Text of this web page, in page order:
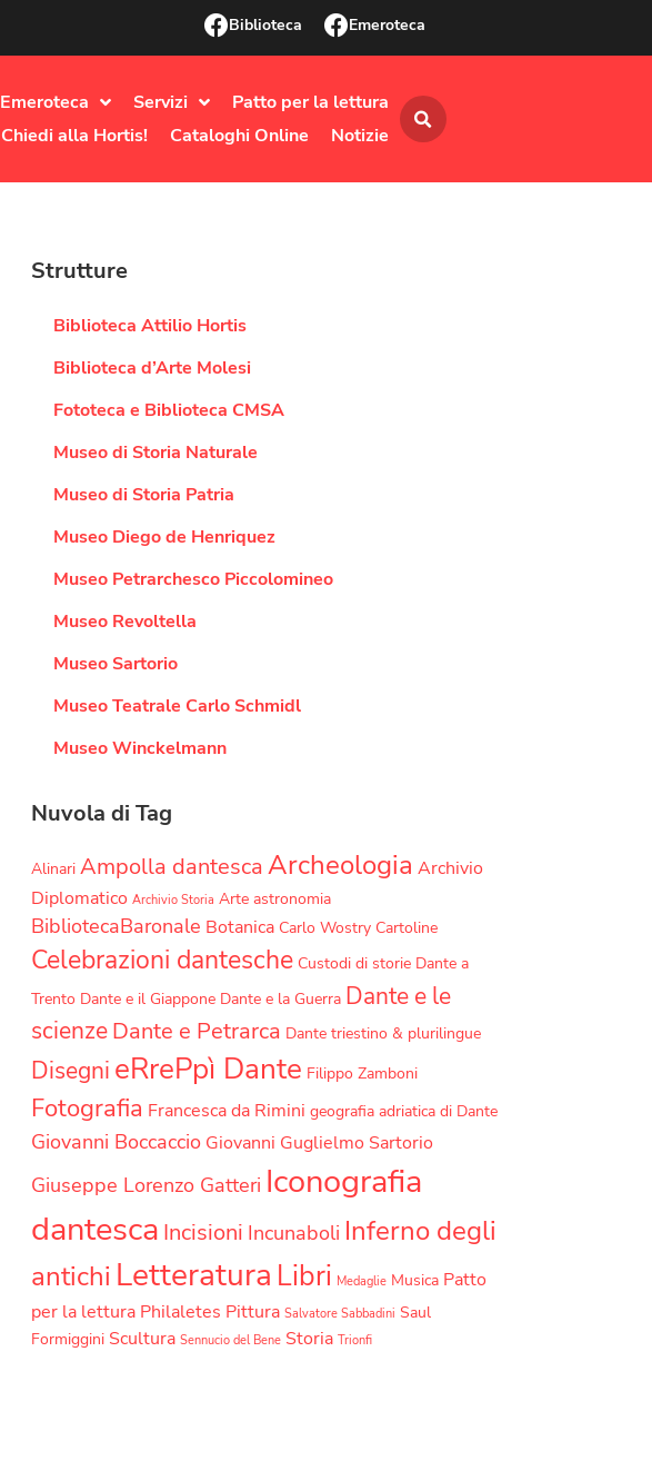
Biblioteca Emeroteca
Emeroteca Servizi
Patto per la lettura
Chiedi alla Hortis!
Cataloghi Online Notizie
Strutture
Biblioteca Attilio Hortis
Biblioteca d’Arte Molesi
Fototeca e Biblioteca CMSA
Museo di Storia Naturale
Museo di Storia Patria
Museo Diego de Henriquez
Museo Petrarchesco Piccolomineo
Museo Revoltella
Museo Sartorio
Museo Teatrale Carlo Schmidl
Museo Winckelmann
Nuvola di Tag
Alinari Ampolla dantescaArcheologia Archivio
Diplomatico Archivio Storia Arte astronomia
BibliotecaBaronale Botanica Carlo Wostry Cartoline
Celebrazioni dantesche Custodi di storie Dante a
Trento Dante e il Giappone Dante e la Guerra Dante e le
scienze Dante e Petrarca Dante triestino & plurilingue
Disegni eRrePpì Dante Filippo Zamboni
Fotografia Francesca da Rimini geografia adriatica di Dante
Giovanni Boccaccio Giovanni Guglielmo Sartorio
Giuseppe Lorenzo Gatteri Iconografia
dantesca Incisioni Incunaboli Inferno degli
antichi Letteratura Libri Medaglie Musica Patto
per la lettura Philaletes Pittura Salvatore Sabbadini Saul
Formiggini Scultura Sennucio del Bene Storia Trionfi